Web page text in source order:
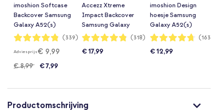
imoshion Softcase
Backcover Samsung
Galaxy A52(s)
(5G/4G) -
Waardering:
96%
(339)
Adviesprijs€ 9,99
€ 8,99 € 7,99
Accezz Xtreme
Impact Backcover
Samsung Galaxy
A52(s) (5G/4G) -
Waardering:
96%
(318)
€ 17,99
imoshion Design
hoesje Samsung
Galaxy A52(s)
(5G/4G) - Floral
Waardering:
94%
(1632)
€ 12,99
Productomschrijving